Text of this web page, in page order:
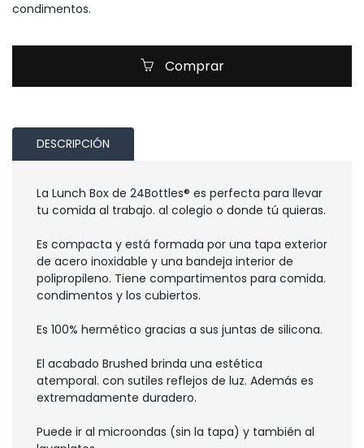
condimentos.
Comprar
DESCRIPCIÓN
La Lunch Box de 24Bottles® es perfecta para llevar
tu comida al trabajo. al colegio o donde tú quieras.
Es compacta y está formada por una tapa exterior
de acero inoxidable y una bandeja interior de
polipropileno. Tiene compartimentos para comida.
condimentos y los cubiertos.
Es 100% hermético gracias a sus juntas de silicona.
El acabado Brushed brinda una estética
atemporal. con sutiles reflejos de luz. Además es
extremadamente duradero.
Puede ir al microondas (sin la tapa) y también al